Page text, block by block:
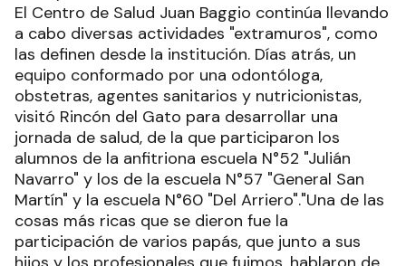
El Centro de Salud Juan Baggio continúa llevando
a cabo diversas actividades "extramuros", como
las definen desde la institución. Días atrás, un
equipo conformado por una odontóloga,
obstetras, agentes sanitarios y nutricionistas,
visitó Rincón del Gato para desarrollar una
jornada de salud, de la que participaron los
alumnos de la anfitriona escuela N°52 "Julián
Navarro" y los de la escuela N°57 "General San
Martín" y la escuela N°60 "Del Arriero"."Una de las
cosas más ricas que se dieron fue la
participación de varios papás, que junto a sus